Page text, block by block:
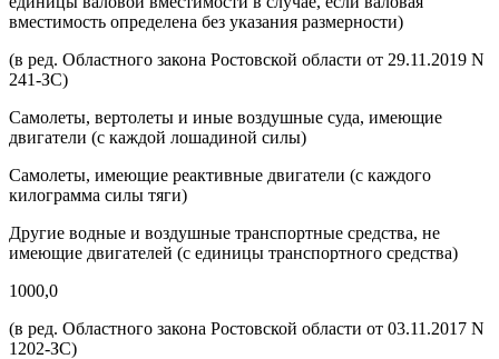
вместимость определена без указания размерности)
(в ред. Областного закона Ростовской области от 29.11.2019 N
241-ЗС)
Самолеты, вертолеты и иные воздушные суда, имеющие
двигатели (с каждой лошадиной силы)
Самолеты, имеющие реактивные двигатели (с каждого
килограмма силы тяги)
Другие водные и воздушные транспортные средства, не
имеющие двигателей (с единицы транспортного средства)
1000,0
(в ред. Областного закона Ростовской области от 03.11.2017 N
1202-ЗС)